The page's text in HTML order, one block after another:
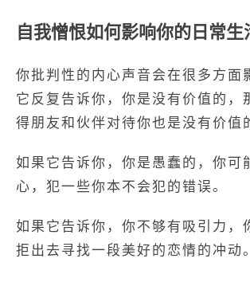
自我憎恨如何影响你的日常生
你批判性的内心声音会在很多方面
它反复告诉你，你是没有价值的，
得朋友和伙伴对待你也是没有价值
如果它告诉你，你是愚蠢的，你可
心，犯一些你本不会犯的错误。
如果它告诉你，你不够有吸引力，
拒出去寻找一段美好的恋情的冲动。